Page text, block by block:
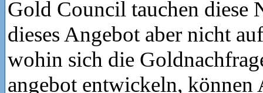
Gold Council tauchen diese
dieses Angebot aber nicht
wohin sich die
angebot entwickeln, können